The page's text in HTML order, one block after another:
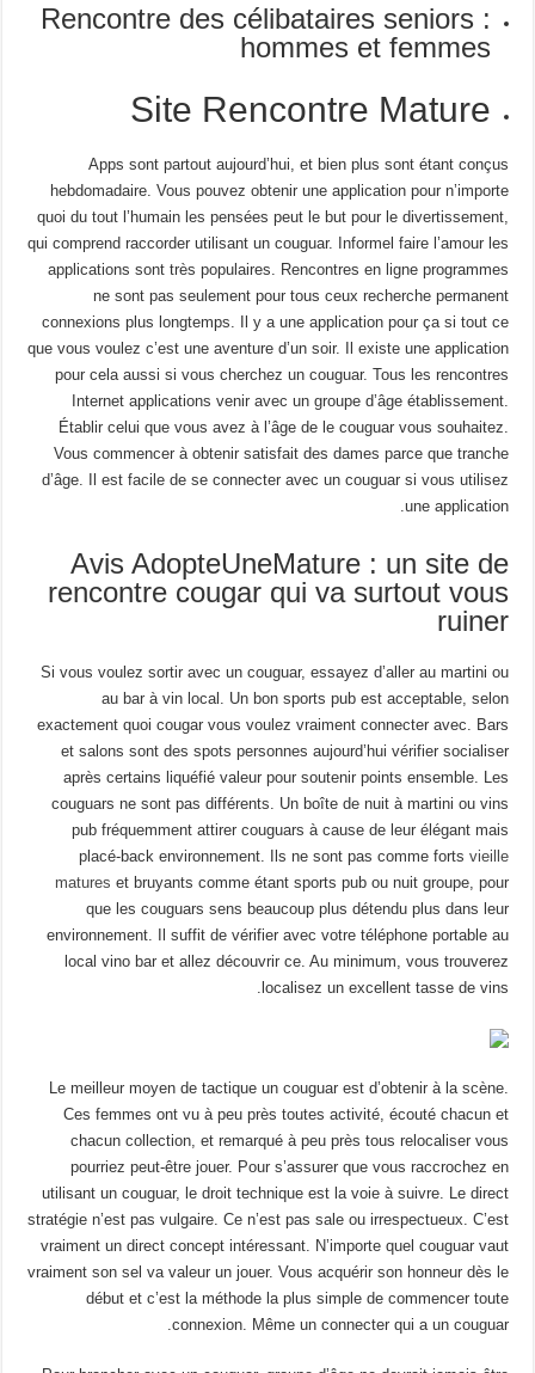
Rencontre des célibataires seniors :
hommes et femmes
Site Rencontre Mature
Apps sont partout aujourd’hui, et bien plus sont étant conçus
hebdomadaire. Vous pouvez obtenir une application pour n’importe
quoi du tout l’humain les pensées peut le but pour le divertissement,
qui comprend raccorder utilisant un couguar. Informel faire l’amour les
applications sont très populaires. Rencontres en ligne programmes
ne sont pas seulement pour tous ceux recherche permanent
connexions plus longtemps. Il y a une application pour ça si tout ce
que vous voulez c’est une aventure d’un soir. Il existe une application
pour cela aussi si vous cherchez un couguar. Tous les rencontres
Internet applications venir avec un groupe d’âge établissement.
Établir celui que vous avez à l’âge de le couguar vous souhaitez.
Vous commencer à obtenir satisfait des dames parce que tranche
d’âge. Il est facile de se connecter avec un couguar si vous utilisez
une application.
Avis AdopteUneMature : un site de
rencontre cougar qui va surtout vous
ruiner
Si vous voulez sortir avec un couguar, essayez d’aller au martini ou
au bar à vin local. Un bon sports pub est acceptable, selon
exactement quoi cougar vous voulez vraiment connecter avec. Bars
et salons sont des spots personnes aujourd’hui vérifier socialiser
après certains liquéfié valeur pour soutenir points ensemble. Les
couguars ne sont pas différents. Un boîte de nuit à martini ou vins
pub fréquemment attirer couguars à cause de leur élégant mais
placé-back environnement. Ils ne sont pas comme forts vieille
matures et bruyants comme étant sports pub ou nuit groupe, pour
que les couguars sens beaucoup plus détendu plus dans leur
environnement. Il suffit de vérifier avec votre téléphone portable au
local vino bar et allez découvrir ce. Au minimum, vous trouverez
localisez un excellent tasse de vins.
Le meilleur moyen de tactique un couguar est d’obtenir à la scène.
Ces femmes ont vu à peu près toutes activité, écouté chacun et
chacun collection, et remarqué à peu près tous relocaliser vous
pourriez peut-être jouer. Pour s’assurer que vous raccrochez en
utilisant un couguar, le droit technique est la voie à suivre. Le direct
stratégie n’est pas vulgaire. Ce n’est pas sale ou irrespectueux. C’est
vraiment un direct concept intéressant. N’importe quel couguar vaut
vraiment son sel va valeur un jouer. Vous acquérir son honneur dès le
début et c’est la méthode la plus simple de commencer toute
connexion. Même un connecter qui a un couguar.